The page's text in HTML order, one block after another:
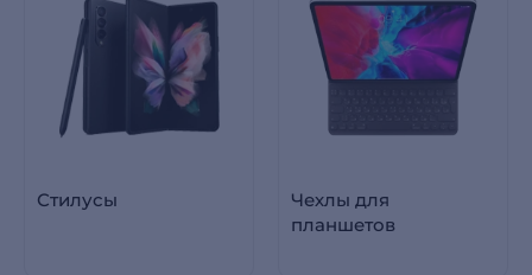
Стилусы
Чехлы для
планшетов